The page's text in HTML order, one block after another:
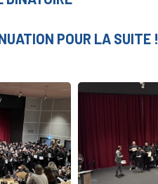
POUR LA SUITE !